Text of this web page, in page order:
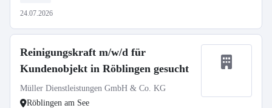
24.07.2026
Reinigungskraft m/w/d für
Kundenobjekt in Röblingen gesucht
Müller Dienstleistungen GmbH & Co. KG
Röblingen am See